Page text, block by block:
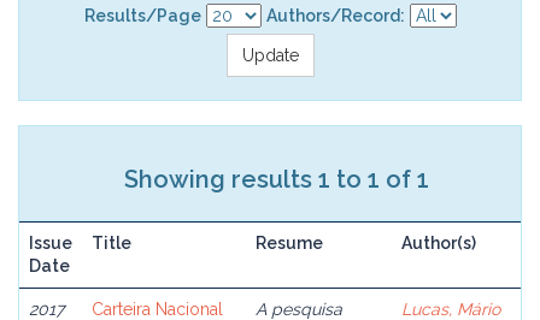
Results/Page
Authors/Record:
Showing results 1 to 1 of 1
Issue
Date
Title Resume Author(s)
2017
Carteira Nacional
A pesquisa
Lucas, Mário